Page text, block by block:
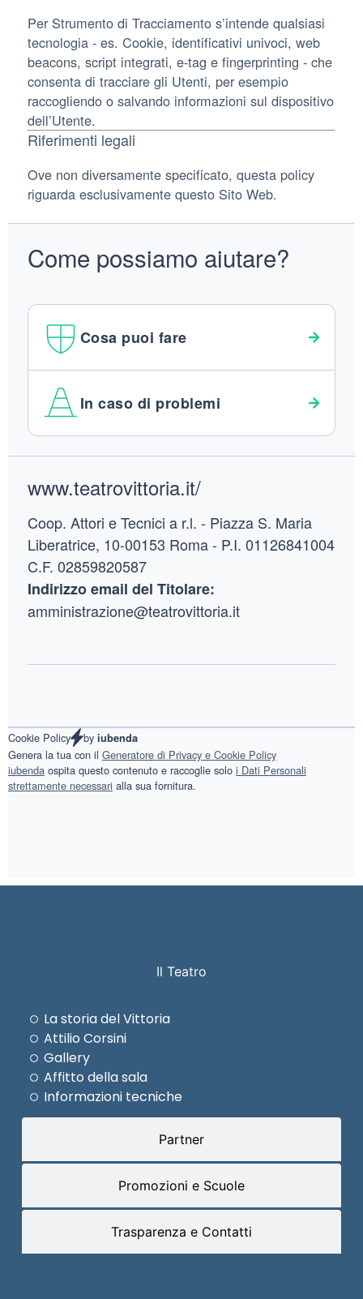
Per Strumento di Tracciamento s’intende qualsiasi
tecnologia - es. Cookie, identificativi univoci, web
beacons, script integrati, e-tag e fingerprinting - che
consenta di tracciare gli Utenti, per esempio
raccogliendo o salvando informazioni sul dispositivo
dell’Utente.
Riferimenti legali
Ove non diversamente specificato, questa policy
riguarda esclusivamente questo Sito Web.
Come possiamo aiutare?
Cosa puoi fare
In caso di problemi
www.teatrovittoria.it/
Coop. Attori e Tecnici a r.l. - Piazza S. Maria
Liberatrice, 10-00153 Roma - P.I. 01126841004
C.F. 02859820587
Indirizzo email del Titolare:
amministrazione@teatrovittoria.it
Cookie Policy by iubenda
Genera la tua con il Generatore di Privacy e Cookie Policy
iubenda ospita questo contenuto e raccoglie solo i Dati Personali
strettamente necessari alla sua fornitura.
Il Teatro
Partner
Promozioni e Scuole
Trasparenza e Contatti
La storia del Vittoria
Attilio Corsini
Gallery
Affitto della sala
Informazioni tecniche